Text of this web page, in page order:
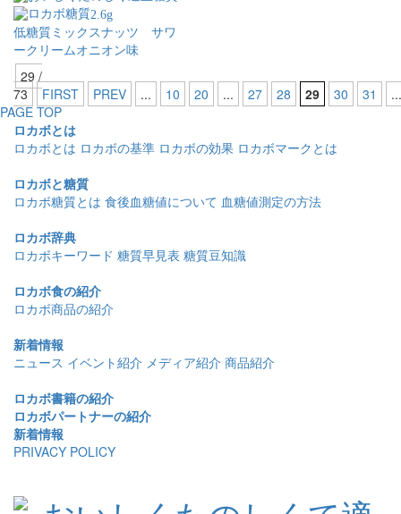
2.6g
低糖質ミックスナッツ サワ
ークリームオニオン味
29 /
73
FIRST PREV ... 10 20 ... 27 28 29 30 31
...
PAGE TOP
ロカボとは
ロカボとは ロカボの基準 ロカボの効果 ロカボマークとは
ロカボと糖質
ロカボ糖質とは 食後血糖値について 血糖値測定の方法
ロカボ辞典
ロカボキーワード 糖質早見表 糖質豆知識
ロカボ食の紹介
ロカボ商品の紹介
新着情報
ニュース イベント紹介 メディア紹介 商品紹介
ロカボ書籍の紹介
ロカボパートナーの紹介
新着情報
PRIVACY POLICY